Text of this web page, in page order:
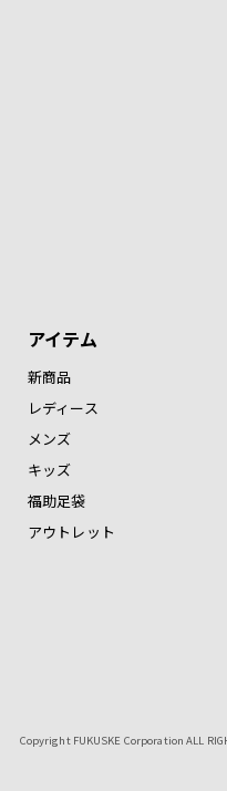
アイテム
新商品
レディース
メンズ
キッズ
福助足袋
アウトレット
Copyright FUKUSKE Corporation ALL